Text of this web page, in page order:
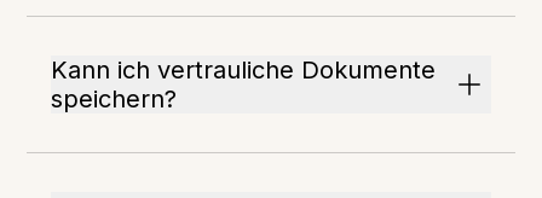
Kann ich vertrauliche Dokumente
speichern?